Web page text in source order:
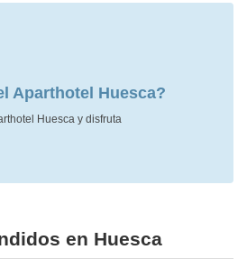
Aparthotel Huesca?
Huesca y disfruta
en Huesca